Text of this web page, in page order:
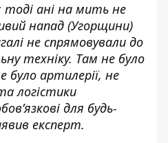
тоді ані на мить не
напад (Угорщини)
не спрямовували до
техніку. Там не було
артилерії, не
логістики
для будь-
експерт.